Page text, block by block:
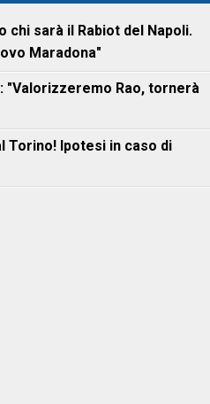
chi sarà il Rabiot del Napoli.
Maradona"
"Valorizzeremo Rao, tornerà
Torino! Ipotesi in caso di